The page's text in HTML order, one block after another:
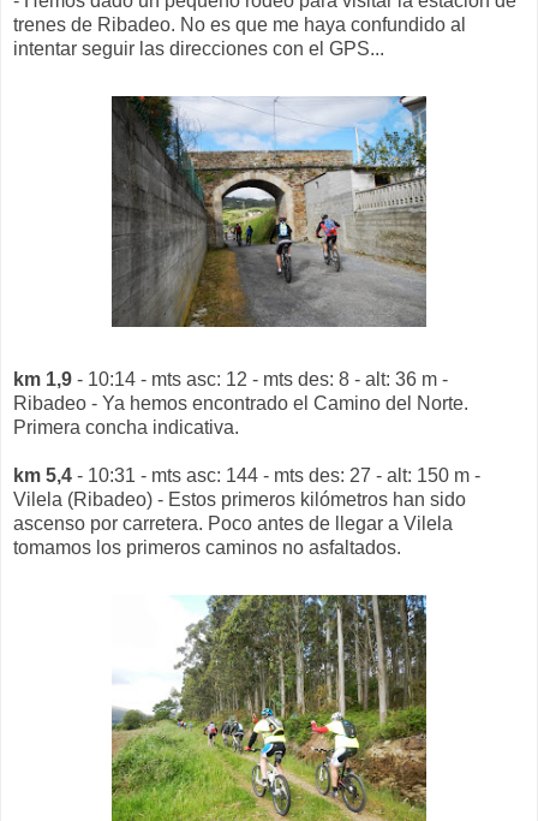
trenes de Ribadeo. No es que me haya confundido al
intentar seguir las direcciones con el GPS...
km 1,9 - 10:14 - mts asc: 12 - mts des: 8 - alt: 36 m -
Ribadeo - Ya hemos encontrado el Camino del Norte.
Primera concha indicativa.
km 5,4 - 10:31 - mts asc: 144 - mts des: 27 - alt: 150 m -
Vilela (Ribadeo) - Estos primeros kilómetros han sido
ascenso por carretera. Poco antes de llegar a Vilela
tomamos los primeros caminos no asfaltados.